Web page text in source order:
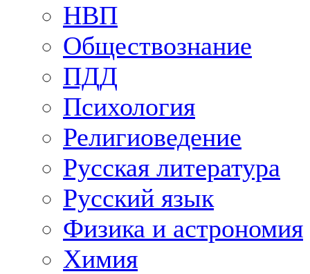
НВП
Обществознание
ПДД
Психология
Религиоведение
Русская литература
Русский язык
Физика и астрономия
Химия